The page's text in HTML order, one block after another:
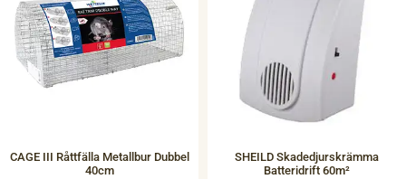
CAGE III Råttfälla Metallbur Dubbel
40cm
SHEILD Skadedjurskrämma
Batteridrift 60m²